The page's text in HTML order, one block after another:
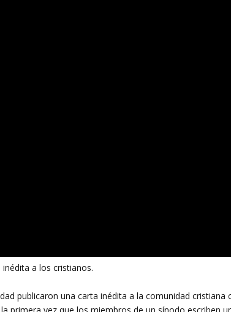
a los cristianos.
publicaron una carta inédita a la comunidad cristiana